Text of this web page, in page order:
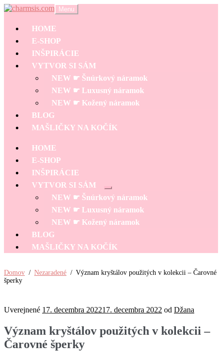
Preskočiť
navigáciu
Preskočiť
Menu
HOME
E-SHOP
INŠPIRÁCIE
VYTVOR SI SÁM
NEW ☛ Šnúrkový náramok
NEW ☛ Luxusný náramok
NEW ☛ Kožený náramok
BLOG
MAŠLIČKY NA KOČÍK
HOME
E-SHOP
INŠPIRÁCIE
VYTVOR SI SÁM
Rozbaliť
podradené
menu
NEW ☛ Šnúrkový náramok
NEW ☛ Luxusný náramok
NEW ☛ Kožený náramok
BLOG
MAŠLIČKY NA KOČÍK
Domov / Nezaradené / Význam kryštálov použitých v kolekcii – Čarovné
šperky
Uverejnené 17. decembra 202217. decembra 2022 od Džana
Význam kryštálov použitých v kolekcii –
Čarovné šperky